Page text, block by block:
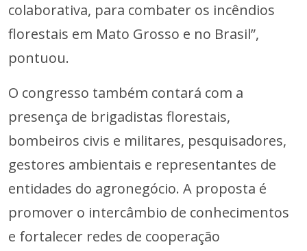
colaborativa, para combater os incêndios
florestais em Mato Grosso e no Brasil”,
pontuou.
O congresso também contará com a
presença de brigadistas florestais,
bombeiros civis e militares, pesquisadores,
gestores ambientais e representantes de
entidades do agronegócio. A proposta é
promover o intercâmbio de conhecimentos
e fortalecer redes de cooperação